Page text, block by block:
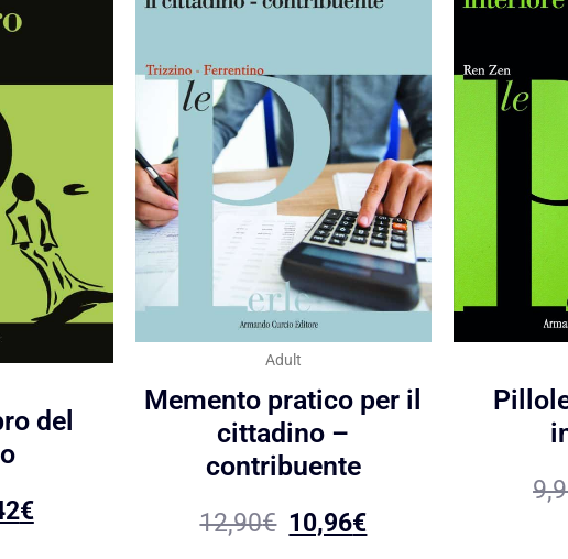
del
€
Adult
Memento pratico per il
cittadino –
contribuente
12,90€ 10,96€